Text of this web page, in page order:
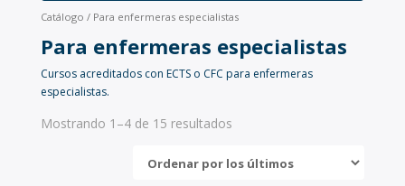
Catálogo / Para enfermeras especialistas
Para enfermeras especialistas
Cursos acreditados con ECTS o CFC para enfermeras
especialistas.
Mostrando 1–4 de 15 resultados